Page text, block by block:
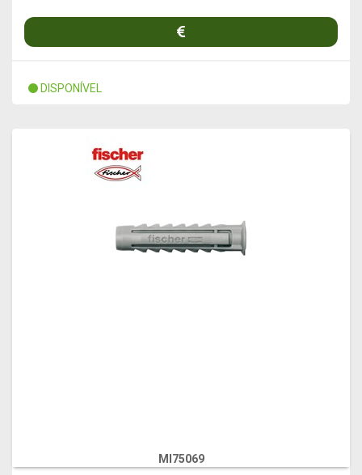
DISPONÍVEL
MI75069